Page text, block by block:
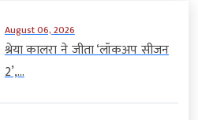
August 06, 2026
श्रेया कालरा ने जीता ‘लॉकअप सीजन
2’,...